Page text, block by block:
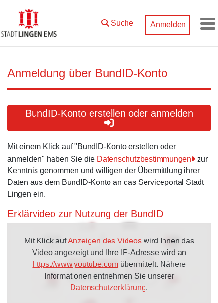
Zum Hauptinhalt springen
Suche Anmelden
Anmeldung über BundID-Konto
BundID-Konto erstellen oder anmelden
Mit einem Klick auf "BundID-Konto erstellen oder
anmelden" haben Sie die Datenschutzbestimmungen
zur
Kenntnis genommen und willigen der Übermittlung ihrer
Daten aus dem BundID-Konto an das Serviceportal Stadt
Lingen ein.
Erklärvideo zur Nutzung der BundID
Mit Klick aufAnzeigen des Videoswird Ihnen das
Video angezeigt und Ihre IP-Adresse wird an
https://www.youtube.comübermittelt. Nähere
Informationen entnehmen Sie unserer
Datenschutzerklärung.